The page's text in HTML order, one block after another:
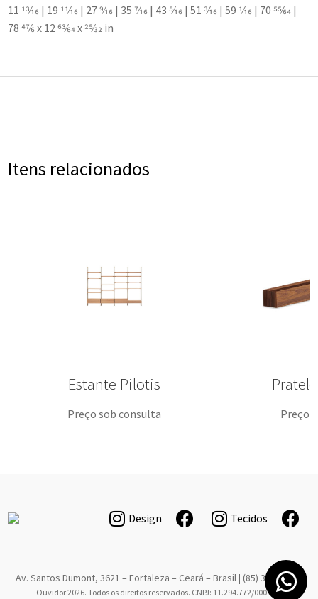
11 13⁄16 | 19 11⁄16 | 27 9⁄16 | 35 7⁄16 | 43 5⁄16 | 51 3⁄16 | 59 1⁄16 | 70 55⁄64 |
78 47⁄6 x 12 63⁄64 x 25⁄32 in
Itens relacionados
Estante Pilotis
Preço sob consulta Preço
Design Tecidos
Av. Santos Dumont, 3621 – Fortaleza – Ceará – Brasil | (85) 3267-6766
Ouvidor 2026. Todos os direitos reservados. CNPJ: 11.294.772/0001-08